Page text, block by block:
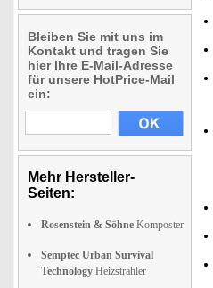
Bleiben Sie mit uns im
Kontakt und tragen Sie
hier Ihre E-Mail-Adresse
für unsere HotPrice-Mail
ein:
Mehr Hersteller-
Seiten:
Rosenstein & Söhne Komposter
Semptec Urban Survival
Technology Heizstrahler